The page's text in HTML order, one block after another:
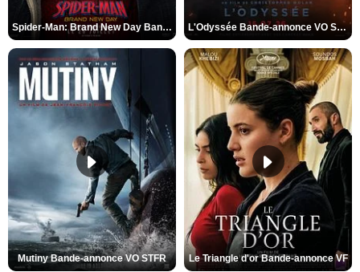
Spider-Man: Brand New Day Bande-annonce VO STFR L'Odyssée Bande-annonce VO STFR
Mutiny Bande-annonce VO STFR Le Triangle d'or Bande-annonce VF